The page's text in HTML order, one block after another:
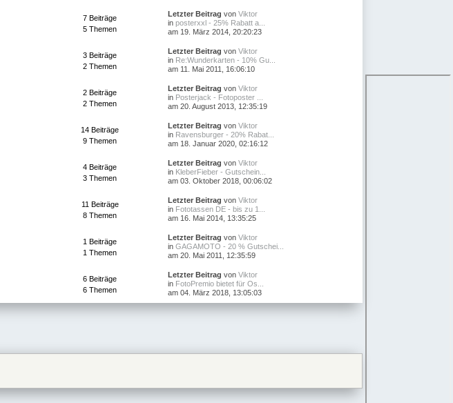
7 Beiträge
5 Themen
Letzter Beitrag vonViktor
inposterxxl - 25% Rabatt a...
am 19. März 2014, 20:20:23
3 Beiträge
2 Themen
Letzter Beitrag vonViktor
in Re:Wunderkarten - 10% Gu...
am 11. Mai 2011, 16:06:10
2 Beiträge
2 Themen
Letzter Beitrag vonViktor
in Posterjack - Fotoposter ...
am 20. August 2013, 12:35:19
14 Beiträge
9 Themen
Letzter Beitrag vonViktor
in Ravensburger - 20% Rabat...
am 18. Januar 2020, 02:16:12
4 Beiträge
3 Themen
Letzter Beitrag vonViktor
in KleberFieber - Gutschein...
am 03. Oktober 2018, 00:06:02
11 Beiträge
8 Themen
Letzter Beitrag vonViktor
in Fototassen DE - bis zu 1...
am 16. Mai 2014, 13:35:25
1 Beiträge
1 Themen
Letzter Beitrag vonViktor
inGAGAMOTO - 20 % Gutschei...
am 20. Mai 2011, 12:35:59
6 Beiträge
6 Themen
Letzter Beitrag vonViktor
in FotoPremio bietet für Os...
am 04. März 2018, 13:05:03